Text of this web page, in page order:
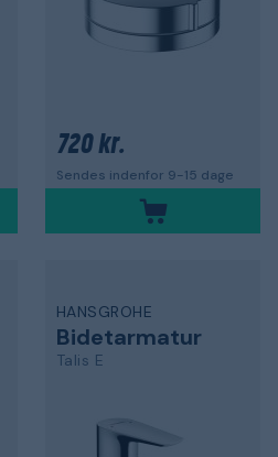
720 kr.
Sendes indenfor 9-15 dage
HANSGROHE
Bidetarmatur
Talis E